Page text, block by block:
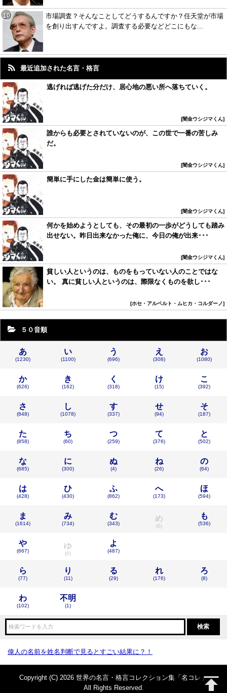
市場調査？そんなことしてどうするんですか？任天堂が市場
を創り出すんですよ。調査する必要などどこにもな...
最近追加された名言・格言
逃げれば逃げた分だけ、居心地の悪い所へ落ちていく。
闇金ウシジマくん
誰からも必要とされていないのが、この世で一番の苦しみ
だ。
闇金ウシジマくん
簡単に手にした金は簡単に使う。
闇金ウシジマくん
何かを始めようとしても、その最初の一歩がどうしても踏み
出せない。昨日出来なかった俺に、今日の俺が出来･･･
闇金ウシジマくん
貧しい人というのは、ものをもっていない人のことではな
い。 真に貧しい人というのは、際限なくものを欲し･･･
ホセ・アルベルト・ムヒカ・コルダーノ
５０音順
あ
(1230)
い
(1100)
う
(696)
え
(308)
お
(1080)
か
(626)
き
(162)
く
(318)
け
(15)
こ
(392)
さ
(848)
し
(1078)
す
(337)
せ
(94)
そ
(187)
た
(858)
ち
(60)
つ
(259)
て
(376)
と
(502)
な
(685)
に
(300)
ぬ
(4)
ね
(26)
の
(64)
は
(428)
ひ
(430)
ふ
(862)
へ
(173)
ほ
(594)
ま
(1614)
み
(734)
む
(343)
め
(0)
も
(536)
や
(667)
ゆ
(0)
よ
(487)
ら
(77)
り
(11)
る
(29)
れ
(176)
ろ
(8)
わ
(102)
不明
(1)
偉人の名前を姓名判断で見るとすごい結果に？！
Copyright (C) 2026 世界の名言・格言コレクション集「名コレ」
All Rights Reserved.